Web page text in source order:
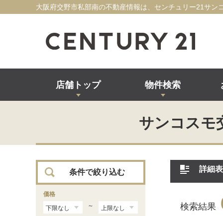
大阪府交野市私部南の不動産情報は、センチュリー21サン
店舗トップ 物件検索
サンコスモ
詳細
検索結果
条件で絞り込む
価格
～